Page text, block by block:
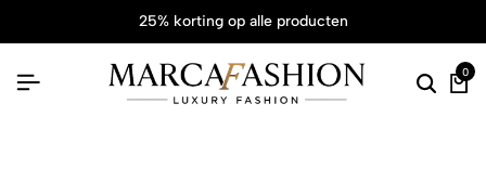
25% korting op alle producten
0